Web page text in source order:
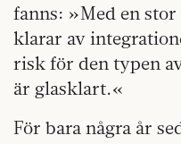
fanns: »Med en
klarar av
risk för den typen
är glasklart.«
För bara några år